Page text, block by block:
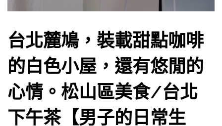
台北麓鳩，裝載甜點咖啡
的白色小屋，還有悠閒的
心情。松山區美食/台北
下午茶【男子的日常生